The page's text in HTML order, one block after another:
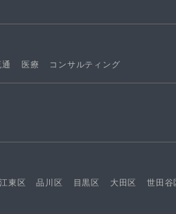
医療 コンサルティング
江東区 品川区 目黒区 大田区 世田谷